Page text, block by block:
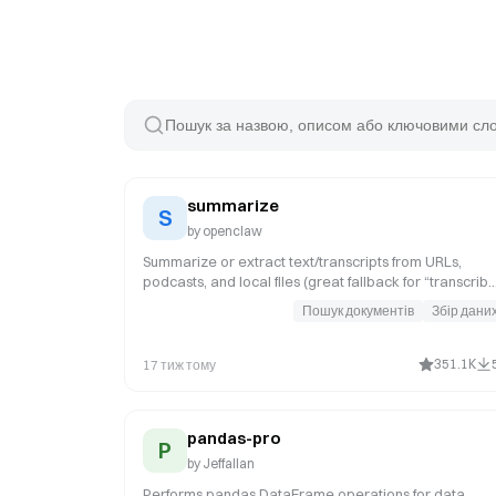
S summarize
by openclaw
Summarize or extract text/transcripts from URLs,
podcasts, and local files (great fallback for “transcribe
Пошук документів Збір
17 тиж тому 351.1K
P pandas-pro
by Jeffallan